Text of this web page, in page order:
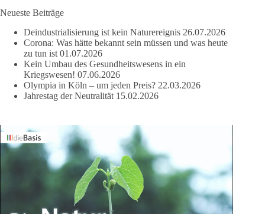
Neueste Beiträge
Deindustrialisierung ist kein Naturereignis 26.07.2026
Corona: Was hätte bekannt sein müssen und was heute
zu tun ist 01.07.2026
Kein Umbau des Gesundheitswesens in ein
Kriegswesen! 07.06.2026
Olympia in Köln – um jeden Preis? 22.03.2026
Jahrestag der Neutralität 15.02.2026